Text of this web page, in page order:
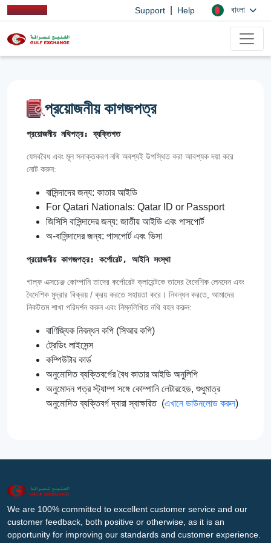
Support Help বাংলা
প্রয়োজনীয় কাগজপত্র
প্রয়োজনীয় নথিপত্র: ব্যক্তিগত
যেসববৈধ এবং মূল সনাক্তকরণ নথি অবশ্যই উপস্থিত করা আবশ্যক দয়া করে
নোট করুন:
বাসিন্দাদের জন্য: কাতার আইডি
For Qatari Nationals: Qatar ID or Passport
জিসিসি বাসিন্দাদের জন্য: জাতীয় আইডি এবং পাসপোর্ট
অ-বাসিন্দাদের জন্য: পাসপোর্ট এবং ভিসা
প্রয়োজনীয় কাগজপত্র: কর্পোরেট, আইনি সংস্থা
গাল্‌ফ এক্সচেঞ্জ কোম্পানি তাদের কর্পোরেট ক্লায়েন্টকে তাদের বৈদেশিক লেনদেন এবং
বৈদেশিক মুদ্রার বিক্রয় / ক্রয় করতে সহায়তা করে। নিবন্ধন করতে, আমাদের
নিকটতম শাখা পরিদর্শন করুন এবং নিম্নলিখিত নথি বহন করুন:
বাণিজ্যিক নিবন্ধন কপি (সিআর কপি)
ট্রেডিং লাইসেন্স
কম্পিউটার কার্ড
অনুমোদিত ব্যক্তিবর্গের বৈধ কাতার আইডি অনুলিপি
অনুমোদন পত্র স্ট্যাম্প সঙ্গে কোম্পানি লেটারহেড, শুধুমাত্র
অনুমোদিত ব্যক্তিবর্গ দ্বারা স্বাক্ষরিত (এখানে ডাউনলোড করুন)
We are 100% committed to excellent customer service and our
customer feedback, both positive or otherwise, as it is an
opportunity for improving our standards and customer experience.